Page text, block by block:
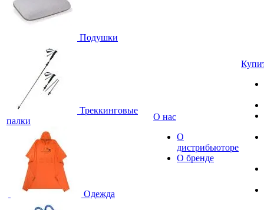
Подушки
Треккинговые
палки
Одежда
О нас
О
дистрибьюторе
О бренде